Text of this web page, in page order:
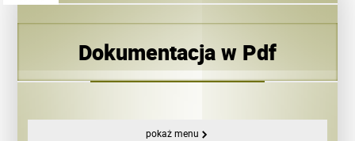
Dokumentacja w Pdf
pokaż menu